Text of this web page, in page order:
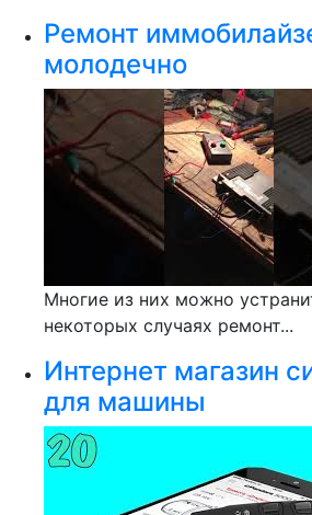
Ремонт
молодечно
Многие из них можно
некоторых случаях ремонт...
Интернет магазин
для машины